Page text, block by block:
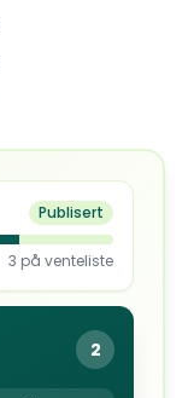
Publisert
3 på venteliste
2